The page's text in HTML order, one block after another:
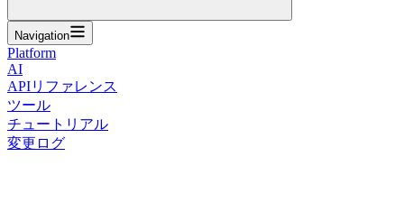
Navigation
Platform
AI
APIリファレンス
ツール
チュートリアル
変更ログ